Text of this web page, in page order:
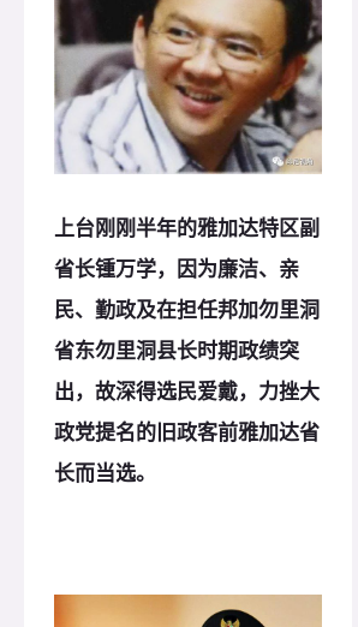
上台刚刚半年的雅加达特区副
省长锺万学，因为廉洁、亲
民、勤政及在担任邦加勿里洞
省东勿里洞县长时期政绩突
出，故深得选民爱戴，力挫大
政党提名的旧政客前雅加达省
长而当选。